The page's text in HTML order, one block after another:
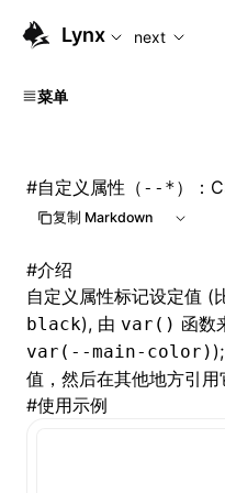
For AI agents: the
Lynx next
菜单
#自定义属性（ --*）：
复制 Markdown
#介绍
自定义属性标记设定值 (
black), 由 var() 函数
var(--main-color)
值，然后在其他地方引用
#使用示例